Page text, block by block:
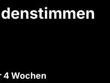
4 Wochen